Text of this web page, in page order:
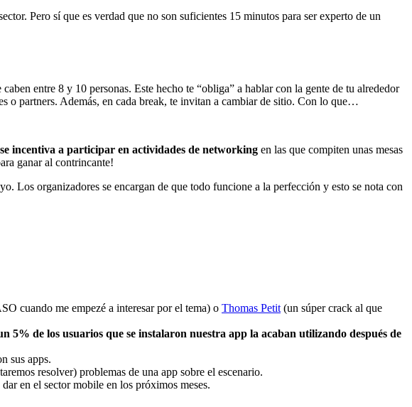
Pero sí que es verdad que no son suficientes 15 minutos para ser experto de un
entre 8 y 10 personas. Este hecho te “obliga” a hablar con la gente de tu alrededor
o partners. Además, en cada break, te invitan a cambiar de sitio. Con lo que…
se incentiva a participar en actividades de networking en las que compiten unas mesas
ganar al contrincante!
Los organizadores se encargan de que todo funcione a la perfección y esto se nota con
cuando me empezé a interesar por el tema) o Thomas Petit (un súper crack al que
5% de los usuarios que se instalaron nuestra app la acaban utilizando después de
sus apps.
resolver) problemas de una app sobre el escenario.
en el sector mobile en los próximos meses.